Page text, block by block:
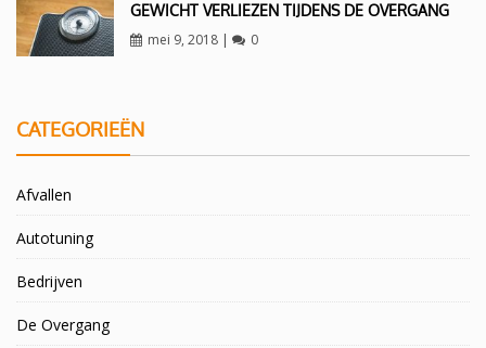
GEWICHT VERLIEZEN TIJDENS DE OVERGANG
mei 9, 2018| 0
CATEGORIEËN
Afvallen
Autotuning
Bedrijven
De Overgang